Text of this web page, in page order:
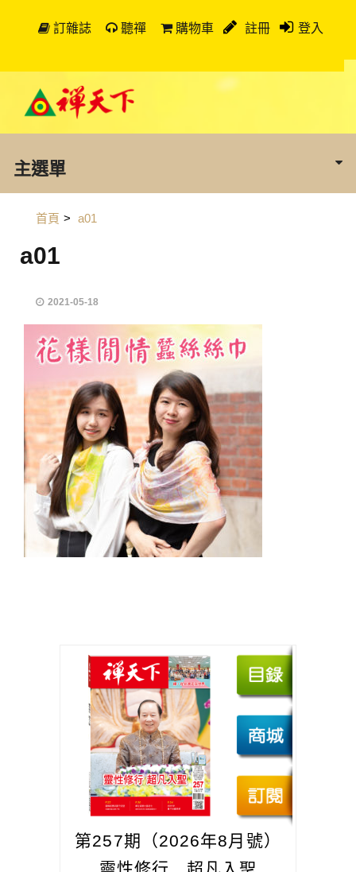
訂雜誌 聽禪 購物車 註冊 登入
主選單
首頁 > a01
a01
2021-05-18
第257期（2026年8月號）